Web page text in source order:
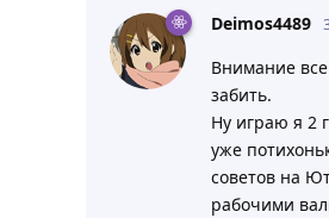
Deimos4489
Внимание
забить.
Ну играю я 2
уже
советов на
рабочими